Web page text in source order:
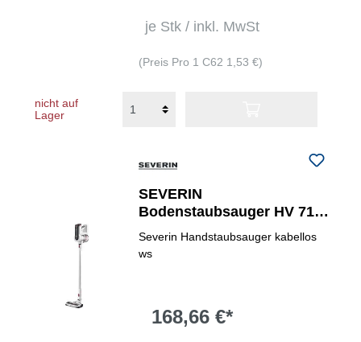
je Stk / inkl. MwSt
(Preis Pro 1 C62 1,53 €)
nicht auf
Lager
SEVERIN
Bodenstaubsauger HV 7166
beutellos
Severin Handstaubsauger kabellos
ws
168,66 €*